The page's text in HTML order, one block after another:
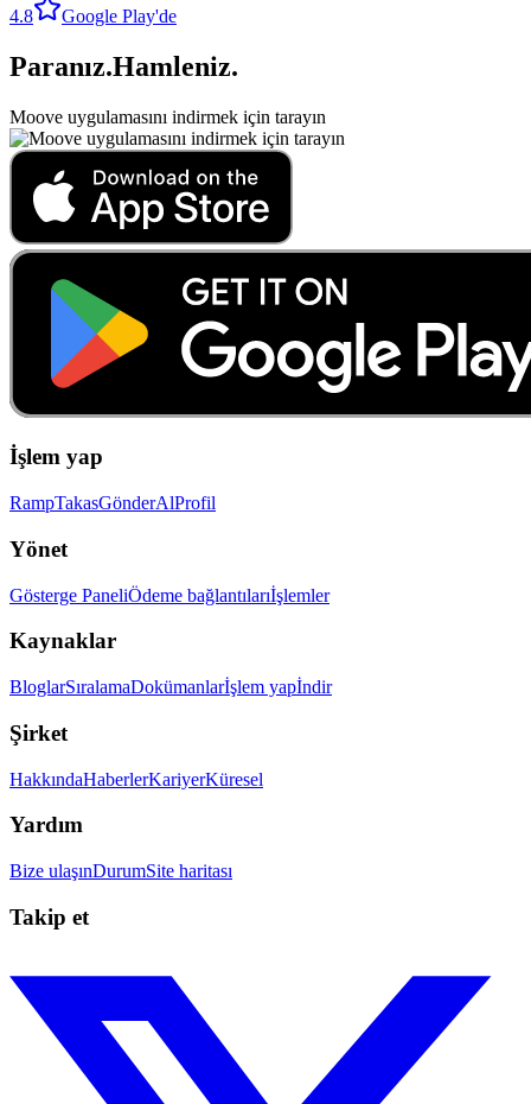
4.8 Google Play'de
Paranız.Hamleniz.
Moove uygulamasını indirmek için tarayın
İşlem yap
RampTakasGönderAlProfil
Yönet
Gösterge PaneliÖdeme bağlantılarıİşlemler
Kaynaklar
BloglarSıralamaDokümanlarİşlem yapİndir
Şirket
HakkındaHaberlerKariyerKüresel
Yardım
Bize ulaşınDurumSite haritası
Takip et